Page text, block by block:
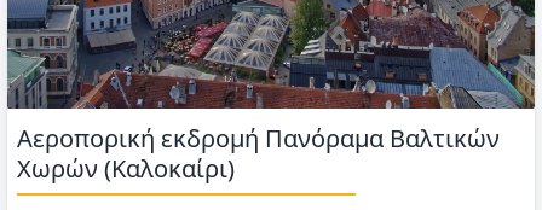
Αεροπορική εκδρομή Πανόραμα Βαλτικών
Χωρών (Καλοκαίρι)